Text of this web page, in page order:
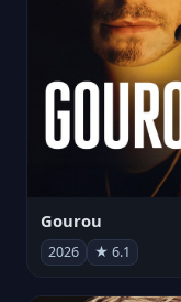
Gourou
2026 ★ 6.1